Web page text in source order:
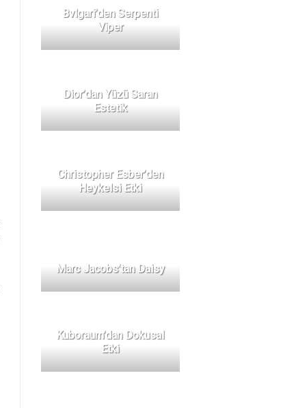
Bvlgari’den Serpenti
Viper
Dior’dan Yüzü Saran
Estetik
Christopher Esber’den
Heykelsi Etki
Marc Jacobs’tan Daisy
Kuboraum’dan Dokusal
Etki